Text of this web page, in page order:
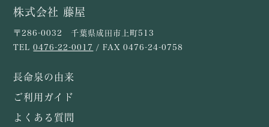
株式会社 藤屋
〒286-0032 千葉県成田市上町513
TEL0476-22-0017 / FAX 0476-24-0758
長命泉の由来
ご利用ガイド
よくある質問